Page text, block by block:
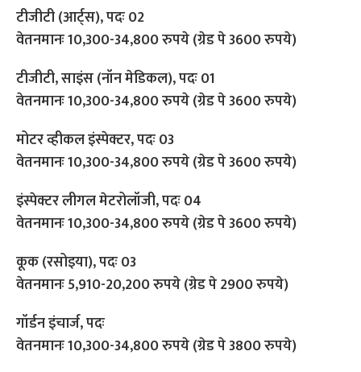
टीजीटी (आर्ट्स), पदः 02
वेतनमानः 10,300-34,800 रुपये (ग्रेड पे 3600 रुपये)
टीजीटी, साइंस (नॉन मेडिकल), पदः 01
वेतनमानः 10,300-34,800 रुपये (ग्रेड पे 3600 रुपये)
मोटर व्हीकल इंस्पेक्टर, पदः 03
वेतनमानः 10,300-34,800 रुपये (ग्रेड पे 3600 रुपये)
इंस्पेक्टर लीगल मेटरोलॉजी, पदः 04
वेतनमानः 10,300-34,800 रुपये (ग्रेड पे 3600 रुपये)
कूक (रसोइया), पदः 03
वेतनमानः 5,910-20,200 रुपये (ग्रेड पे 2900 रुपये)
गॉर्डन इंचार्ज, पदः
वेतनमानः 10,300-34,800 रुपये (ग्रेड पे 3800 रुपये)